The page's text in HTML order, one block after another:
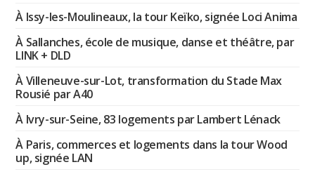
À Issy-les-Moulineaux, la tour Keïko, signée Loci Anima
À Sallanches, école de musique, danse et théâtre, par
LINK + DLD
À Villeneuve-sur-Lot, transformation du Stade Max
Rousié par A40
À Ivry-sur-Seine, 83 logements par Lambert Lénack
À Paris, commerces et logements dans la tour Wood
up, signée LAN